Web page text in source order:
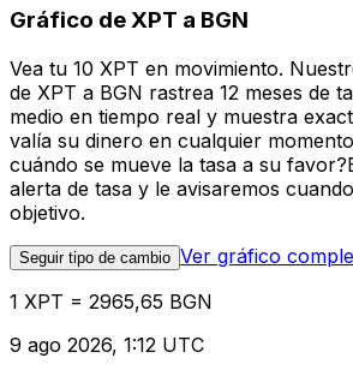
Gráfico de XPT a BGN
Vea tu 10 XPT en movimiento.
de XPT a BGN rastrea 12 meses de
medio en tiempo real y muestra
valía su dinero en cualquier
cuándo se mueve la tasa a su
alerta de tasa y le avisaremos
objetivo.
Seguir tipo de cambio Ver gráfico
1 XPT = 2965,65 BGN
9 ago 2026, 1:12 UTC